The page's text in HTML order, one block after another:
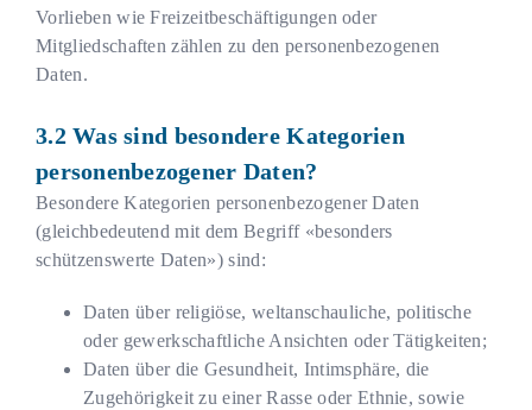
Vorlieben wie Freizeitbeschäftigungen oder
Mitgliedschaften zählen zu den personenbezogenen
Daten.
Was sind besondere Kategorien
personenbezogener Daten?
Besondere Kategorien personenbezogener Daten
(gleichbedeutend mit dem Begriff «besonders
schützenswerte Daten») sind:
Daten über religiöse, weltanschauliche, politische
oder gewerkschaftliche Ansichten oder Tätigkeiten;
Daten über die Gesundheit, Intimsphäre, die
Zugehörigkeit zu einer Rasse oder Ethnie, sowie